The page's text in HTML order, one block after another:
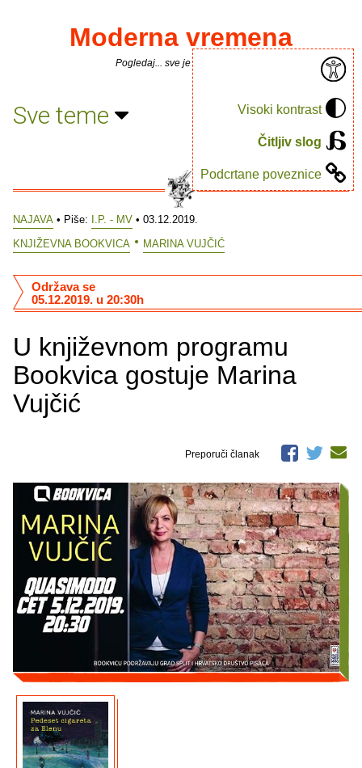
Visoki kontrast
Čitljiv slog
Podcrtane poveznice
Moderna vremena
Pogledaj... sve je puno knjiga.
Sve teme
NAJAVA • Piše: I.P. - MV • 03.12.2019.
KNJIŽEVNA BOOKVICA
MARINA VUJČIĆ
U književnom programu
Bookvica gostuje Marina
Vujčić
Održava se
05.12.2019. u 20:30h
Preporuči članak